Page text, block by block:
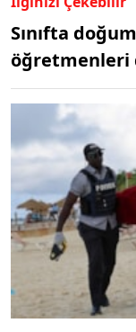
Sınıfta
öğretmenleri